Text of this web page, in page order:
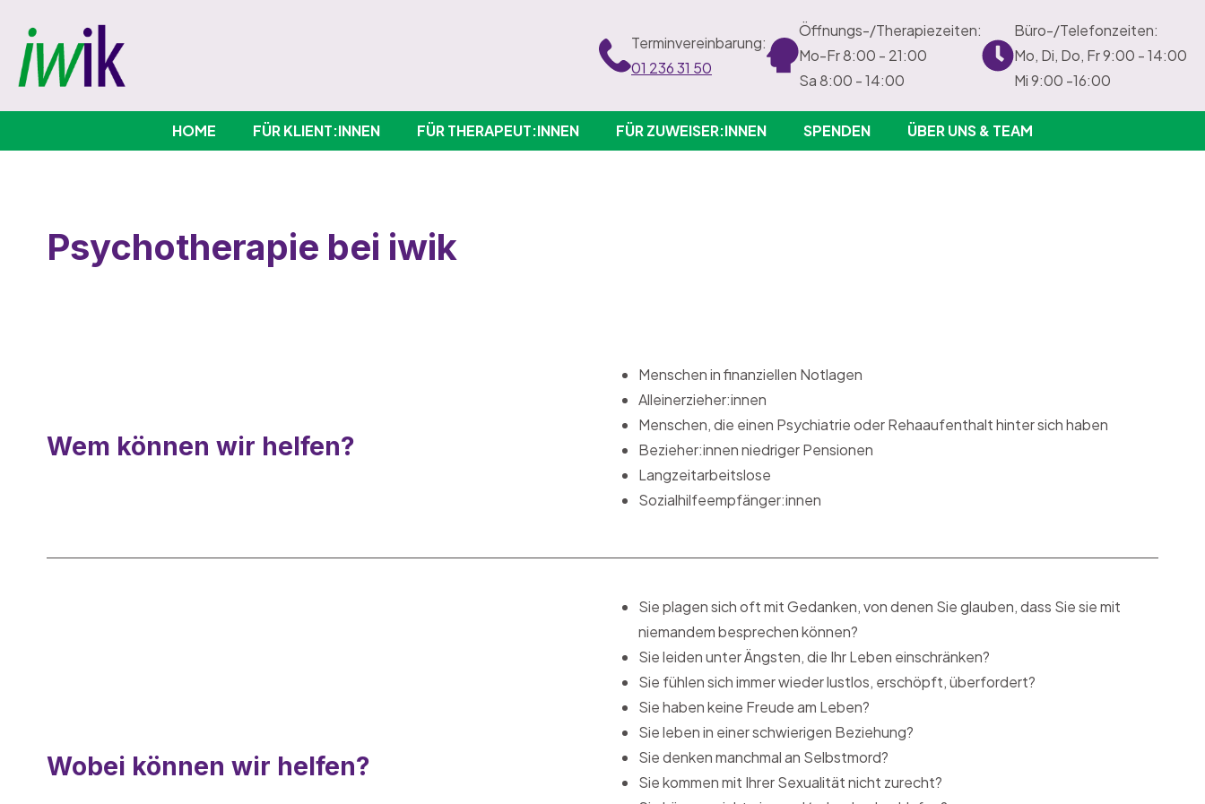
Terminvereinbarung:
01 236 31 50
Öffnungs-/Therapiezeiten:
Mo-Fr 8:00 - 21:00
Sa 8:00 - 14:00
Büro-/Telefonzeiten:
Mo, Di, Do, Fr 9:00 - 14:00
Mi 9:00 -16:00
HOME FÜR KLIENT:INNEN FÜR THERAPEUT:INNEN FÜR ZUWEISER:INNEN SPENDEN ÜBER UNS & TEAM
Psycho­therapie bei iwik
Wem können wir helfen?
Menschen in finanziellen Notlagen
Alleinerzieher:innen
Menschen, die einen Psychiatrie oder Rehaaufenthalt hinter sich haben
Bezieher:innen niedriger Pensionen
Langzeitarbeitslose
Sozialhilfeempfänger:innen
Wobei können wir helfen?
Sie plagen sich oft mit Gedanken, von denen Sie glauben, dass Sie sie mit
niemandem besprechen können?
Sie leiden unter Ängsten, die Ihr Leben einschränken?
Sie fühlen sich immer wieder lustlos, erschöpft, überfordert?
Sie haben keine Freude am Leben?
Sie leben in einer schwierigen Beziehung?
Sie denken manchmal an Selbstmord?
Sie kommen mit Ihrer Sexualität nicht zurecht?